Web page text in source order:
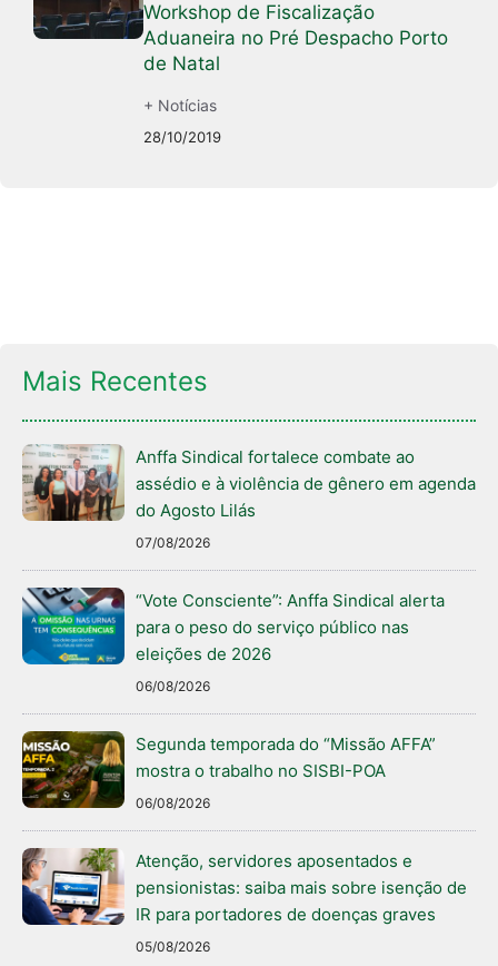
Workshop de Fiscalização
Aduaneira no Pré Despacho Porto
de Natal
+ Notícias
28/10/2019
Mais Recentes
Anffa Sindical fortalece combate ao
assédio e à violência de gênero em agenda
do Agosto Lilás
07/08/2026
“Vote Consciente”: Anffa Sindical alerta
para o peso do serviço público nas
eleições de 2026
06/08/2026
Segunda temporada do “Missão AFFA”
mostra o trabalho no SISBI-POA
06/08/2026
Atenção, servidores aposentados e
pensionistas: saiba mais sobre isenção de
IR para portadores de doenças graves
05/08/2026